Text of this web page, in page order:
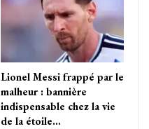
Lionel Messi frappé par le
malheur : bannière
indispensable chez la vie
de la étoile…